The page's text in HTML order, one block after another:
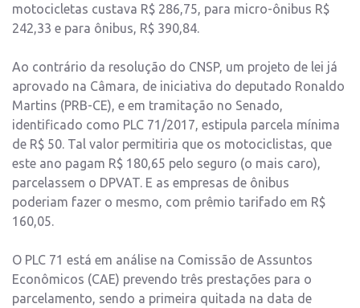
motocicletas custava R$ 286,75, para micro-ônibus R$
242,33 e para ônibus, R$ 390,84.
Ao contrário da resolução do CNSP, um projeto de lei já
aprovado na Câmara, de iniciativa do deputado Ronaldo
Martins (PRB-CE), e em tramitação no Senado,
identificado como PLC 71/2017, estipula parcela mínima
de R$ 50. Tal valor permitiria que os motociclistas, que
este ano pagam R$ 180,65 pelo seguro (o mais caro),
parcelassem o DPVAT. E as empresas de ônibus
poderiam fazer o mesmo, com prêmio tarifado em R$
160,05.
O PLC 71 está em análise na Comissão de Assuntos
Econômicos (CAE) prevendo três prestações para o
parcelamento, sendo a primeira quitada na data de